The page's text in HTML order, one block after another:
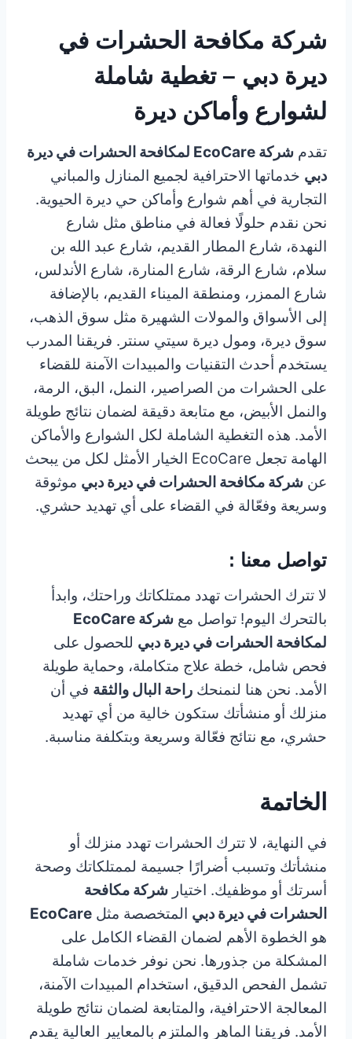
شركة مكافحة الحشرات في
ديرة دبي – تغطية شاملة
لشوارع وأماكن ديرة
تقدم
شركة EcoCare لمكافحة الحشرات في ديرة
دبي خدماتها الاحترافية لجميع المنازل والمباني
التجارية في أهم شوارع وأماكن حي ديرة الحيوية.
نحن نقدم حلولًا فعالة في مناطق مثل شارع
النهدة، شارع المطار القديم، شارع عبد الله بن
سلام، شارع الرقة، شارع المنارة، شارع الأندلس،
شارع الممزر، ومنطقة الميناء القديم، بالإضافة
إلى الأسواق والمولات الشهيرة مثل سوق الذهب،
سوق ديرة، ومول ديرة سيتي سنتر. فريقنا المدرب
يستخدم أحدث التقنيات والمبيدات الآمنة للقضاء
على الحشرات من الصراصير، النمل، البق، الرمة،
والنمل الأبيض، مع متابعة دقيقة لضمان نتائج طويلة
الأمد. هذه التغطية الشاملة لكل الشوارع والأماكن
الهامة تجعل EcoCare الخيار الأمثل لكل من يبحث
عن شركة مكافحة الحشرات في ديرة دبي موثوقة
وسريعة وفعّالة في القضاء على أي تهديد حشري.
تواصل معنا :
لا تترك الحشرات تهدد ممتلكاتك وراحتك، وابدأ
بالتحرك اليوم! تواصل مع
شركة EcoCare
لمكافحة الحشرات في ديرة دبي للحصول على
فحص شامل، خطة علاج متكاملة، وحماية طويلة
الأمد. نحن هنا لنمنحك راحة البال والثقة في أن
منزلك أو منشأتك ستكون خالية من أي تهديد
حشري، مع نتائج فعّالة وسريعة وبتكلفة مناسبة.
الخاتمة
في النهاية، لا تترك الحشرات تهدد منزلك أو
منشأتك وتسبب أضرارًا جسيمة لممتلكاتك وصحة
أسرتك أو موظفيك. اختيار شركة مكافحة
الحشرات في ديرة دبي المتخصصة مثل EcoCare
هو الخطوة الأهم لضمان القضاء الكامل على
المشكلة من جذورها. نحن نوفر خدمات شاملة
تشمل الفحص الدقيق، استخدام المبيدات الآمنة،
المعالجة الاحترافية، والمتابعة لضمان نتائج طويلة
الأمد. فريقنا الماهر والملتزم بالمعايير العالية يقدم